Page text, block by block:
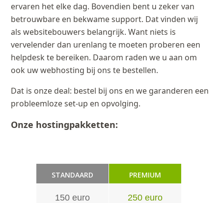
ervaren het elke dag. Bovendien bent u zeker van
betrouwbare en bekwame support. Dat vinden wij
als websitebouwers belangrijk. Want niets is
vervelender dan urenlang te moeten proberen een
helpdesk te bereiken. Daarom raden we u aan om
ook uw webhosting bij ons te bestellen.
Dat is onze deal: bestel bij ons en we garanderen een
probleemloze set-up en opvolging.
Onze hostingpakketten:
STANDAARD
150 euro
PREMIUM
250 euro